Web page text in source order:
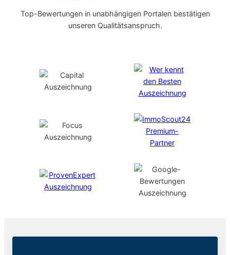
Top-Bewertungen in unabhängigen Portalen bestätigen
unseren Qualitätsanspruch.